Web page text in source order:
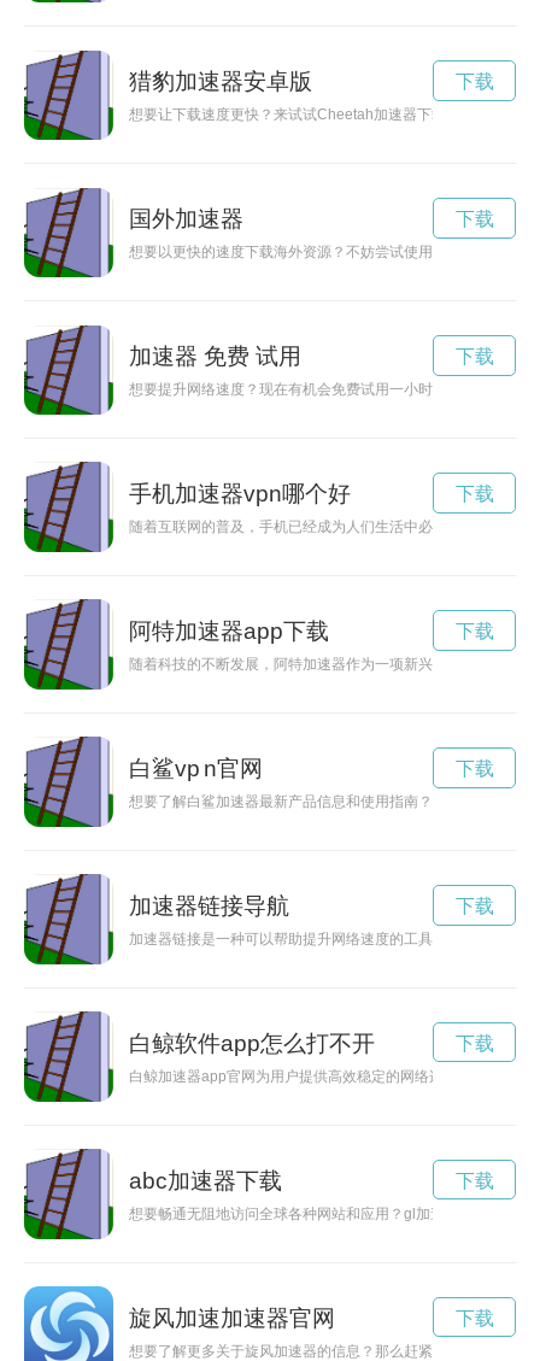
猎豹加速器安卓版
想要让下载速度更快？来试试Cheetah加速器下载吧！它能帮
下载
国外加速器
想要以更快的速度下载海外资源？不妨尝试使用国外VPS进行
下载
加速器 免费 试用
想要提升网络速度？现在有机会免费试用一小时加速器，让你畅
下载
手机加速器vpn哪个好
随着互联网的普及，手机已经成为人们生活中必不可少的工具
下载
阿特加速器app下载
随着科技的不断发展，阿特加速器作为一项新兴技术，正在引
下载
白鲨vp n官网
想要了解白鲨加速器最新产品信息和使用指南？不妨来探寻官
下载
加速器链接导航
加速器链接是一种可以帮助提升网络速度的工具，通过优化网
下载
白鲸软件app怎么打不开
白鲸加速器app官网为用户提供高效稳定的网络连接服务，让您
下载
abc加速器下载
想要畅通无阻地访问全球各种网站和应用？gl加速器下载可以
下载
旋风加速加速器官网
想要了解更多关于旋风加速器的信息？那么赶紧点击进入官方
下载